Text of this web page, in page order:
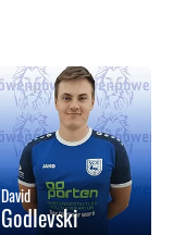
David
Godlevski